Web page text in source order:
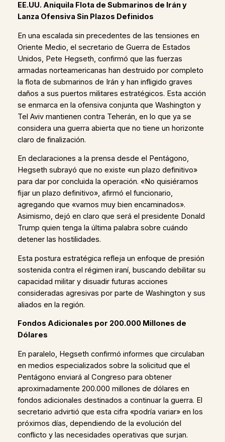
EE.UU. Aniquila Flota de Submarinos de Irán y
Lanza Ofensiva Sin Plazos Definidos
En una escalada sin precedentes de las tensiones en
Oriente Medio, el secretario de Guerra de Estados
Unidos, Pete Hegseth, confirmó que las fuerzas
armadas norteamericanas han destruido por completo
la flota de submarinos de Irán y han infligido graves
daños a sus puertos militares estratégicos. Esta acción
se enmarca en la ofensiva conjunta que Washington y
Tel Aviv mantienen contra Teherán, en lo que ya se
considera una guerra abierta que no tiene un horizonte
claro de finalización.
En declaraciones a la prensa desde el Pentágono,
Hegseth subrayó que no existe «un plazo definitivo»
para dar por concluida la operación. «No quisiéramos
fijar un plazo definitivo», afirmó el funcionario,
agregando que «vamos muy bien encaminados».
Asimismo, dejó en claro que será el presidente Donald
Trump quien tenga la última palabra sobre cuándo
detener las hostilidades.
Esta postura estratégica refleja un enfoque de presión
sostenida contra el régimen iraní, buscando debilitar su
capacidad militar y disuadir futuras acciones
consideradas agresivas por parte de Washington y sus
aliados en la región.
Fondos Adicionales por 200.000 Millones de
Dólares
En paralelo, Hegseth confirmó informes que circulaban
en medios especializados sobre la solicitud que el
Pentágono enviará al Congreso para obtener
aproximadamente 200.000 millones de dólares en
fondos adicionales destinados a continuar la guerra. El
secretario advirtió que esta cifra «podría variar» en los
próximos días, dependiendo de la evolución del
conflicto y las necesidades operativas que surjan.